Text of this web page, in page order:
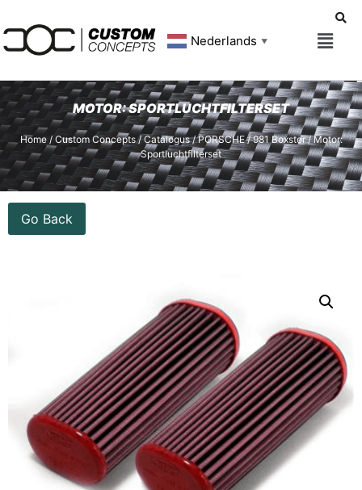
Nederlands ▼
MOTOR: SPORTLUCHTFILTERSET
Home/ Custom Concepts/Catalogus/PORSCHE/981 Boxster/ Motor:
Sportluchtfilterset
Go Back